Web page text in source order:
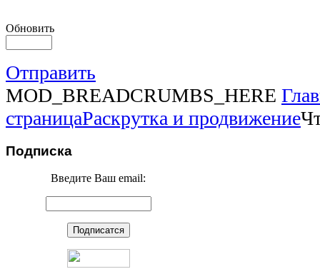
Обновить
Отправить
MOD_BREADCRUMBS_HERE
страницаРаскрутка и продвижение
Подписка
Введите Ваш email: